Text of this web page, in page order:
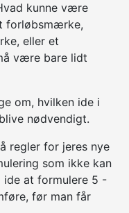
kunne være
forløbsmærke,
eller et
være bare lidt
om, hvilken ide i
nødvendigt.
regler for jeres nye
som ikke kan
at formulere 5 -
før man får